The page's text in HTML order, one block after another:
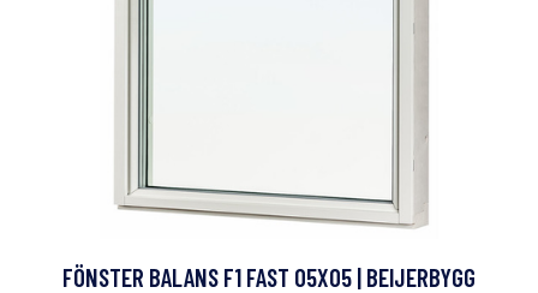
FÖNSTER BALANS F1 FAST 05X05 | BEIJERBYGG